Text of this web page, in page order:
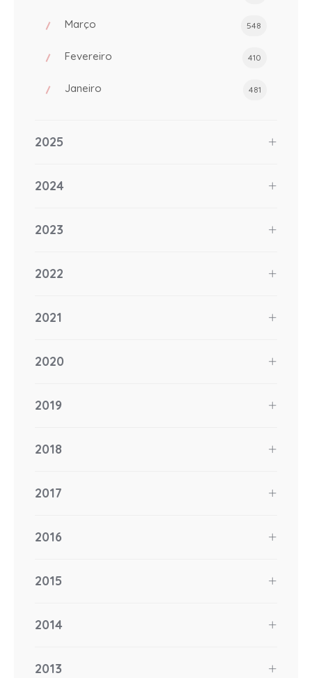
Março 548
Fevereiro 410
Janeiro 481
2025
2024
2023
2022
2021
2020
2019
2018
2017
2016
2015
2014
2013